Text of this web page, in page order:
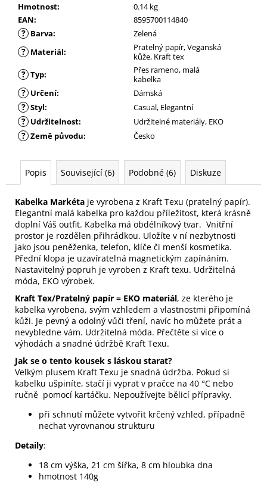
Hmotnost:
0.14 kg
EAN: 8595700114840
? Barva: Zelená
? Materiál:
Pratelný papír, Veganská
kůže, Kraft tex
? Typ:
Přes rameno, malá
kabelka
? Určení: Dámská
? Styl: Casual, Elegantní
? Udržitelnost: Udržitelné materiály, EKO
? Země původu: Česko
Popis Související (6) Podobné (6) Diskuze
Kabelka Markéta je vyrobena z Kraft Texu (pratelný papír).
Elegantní malá kabelka pro každou příležitost, která krásně
doplní Váš outfit. Kabelka má obdélníkový tvar. Vnitřní
prostor je rozdělen přihrádkou. Uložíte v ní nezbytnosti
jako jsou peněženka, telefon, klíče či menší kosmetika.
Přední klopa je uzavíratelná magnetickým zapínáním.
Nastavitelný popruh je vyroben z Kraft texu. Udržitelná
móda, EKO výrobek.
Kraft Tex/Pratelný papír = EKO materiál, ze kterého je
kabelka vyrobena, svým vzhledem a vlastnostmi připomíná
kůži. Je pevný a odolný vůči tření, navíc ho můžete prát a
nevybledne vám. Udržitelná móda. Přečtěte si více o
výhodách a snadné údržbě Kraft Texu.
Jak se o tento kousek s láskou starat?
Velkým plusem Kraft Texu je snadná údržba. Pokud si
kabelku ušpiníte, stačí ji vyprat v pračce na 40 °C nebo
ručně pomocí kartáčku. Nepoužívejte bělicí přípravky.
při schnutí můžete vytvořit krčený vzhled, případně
nechat vyrovnanou strukturu
Detaily:
18 cm výška, 21 cm šířka, 8 cm hloubka dna
hmotnost 140g